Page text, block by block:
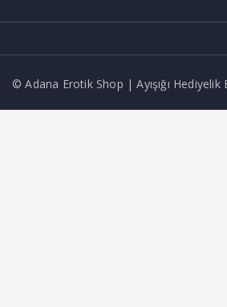
© Adana Erotik Shop | Ayışığı Hediyelik